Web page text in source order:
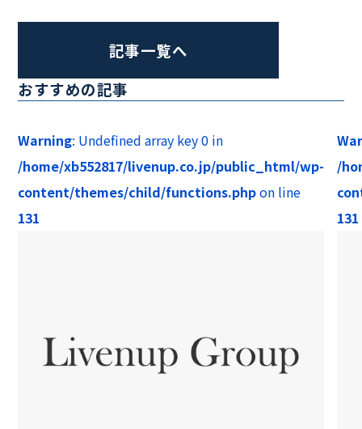
記事一覧へ
おすすめの記事
Warning: Undefined array key 0 in
/home/xb552817/livenup.co.jp/public_html/wp-
content/themes/child/functions.phpon line
131
/
131